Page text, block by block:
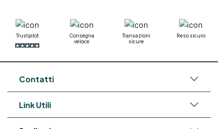
Trustpilot
Consegna
veloce
Transazioni
sicure
Reso sicuro
Contatti
Link Utili